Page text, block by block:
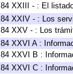
84 XXIII - : El
84 XXIV - : Los
84 XXV - : Los
84 XXVI A :
84 XXVI B :
84 XXVI C :